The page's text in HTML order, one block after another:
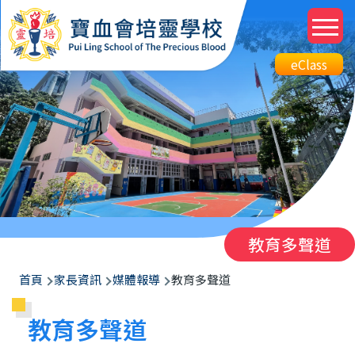
移至主內容
Top
eClass
Btn
eClass
教育多聲道
導
航
連
首頁 家長資訊 媒體報導 教育多聲道
教育多聲道